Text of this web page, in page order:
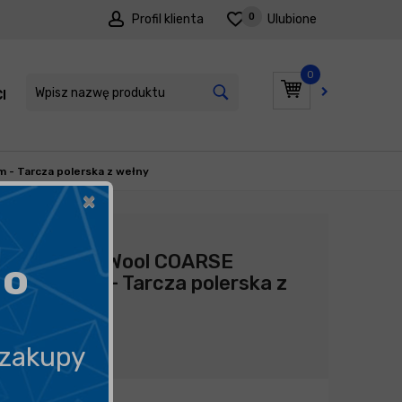
Profil klienta Ulubione
0
0
PROMOCJE
- Tarcza polerska z wełny
Producent: Rupes
Rupes DA Wool COARSE
30/45mm - Tarcza polerska z
wełny
47,95 zł
×